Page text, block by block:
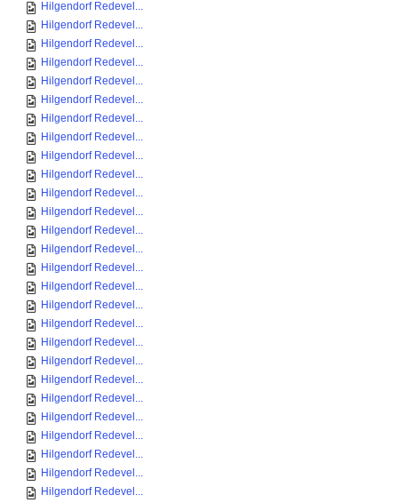
Hilgendorf Redevel...
Hilgendorf Redevel...
Hilgendorf Redevel...
Hilgendorf Redevel...
Hilgendorf Redevel...
Hilgendorf Redevel...
Hilgendorf Redevel...
Hilgendorf Redevel...
Hilgendorf Redevel...
Hilgendorf Redevel...
Hilgendorf Redevel...
Hilgendorf Redevel...
Hilgendorf Redevel...
Hilgendorf Redevel...
Hilgendorf Redevel...
Hilgendorf Redevel...
Hilgendorf Redevel...
Hilgendorf Redevel...
Hilgendorf Redevel...
Hilgendorf Redevel...
Hilgendorf Redevel...
Hilgendorf Redevel...
Hilgendorf Redevel...
Hilgendorf Redevel...
Hilgendorf Redevel...
Hilgendorf Redevel...
Hilgendorf Redevel...